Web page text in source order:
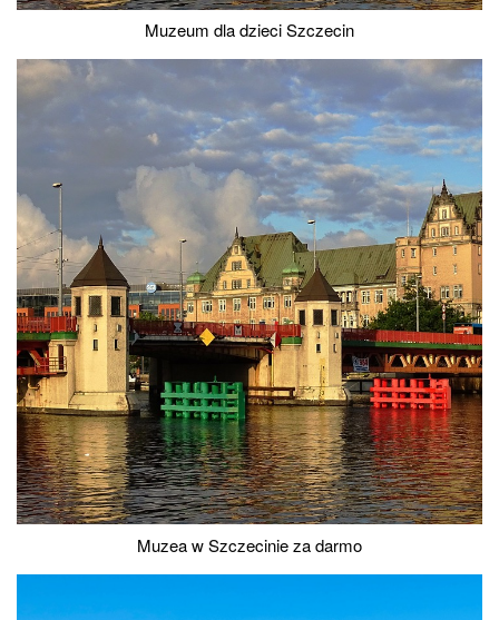
Muzeum dla dzieci Szczecin
Muzea w Szczecinie za darmo